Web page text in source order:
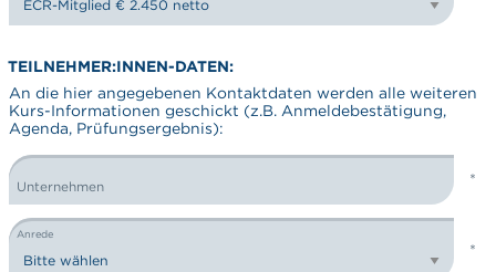
TEILNEHMER:INNEN-DATEN:
An die hier angegebenen Kontaktdaten werden alle weiteren
Kurs-Informationen geschickt (z.B. Anmeldebestätigung,
Agenda, Prüfungsergebnis):
Unternehmen
Anrede